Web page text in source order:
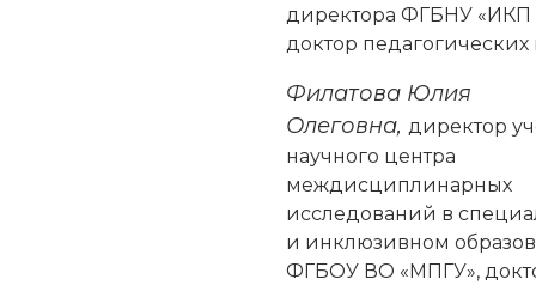
директора ФГБНУ «ИКП
доктор педагогических
Филатова Юлия
Олеговна, директор
научного центра
междисциплинарных
исследований в
и инклюзивном
ФГБОУ ВО «МПГУ»,